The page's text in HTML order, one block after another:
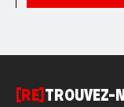
[RE] TROUVEZ-